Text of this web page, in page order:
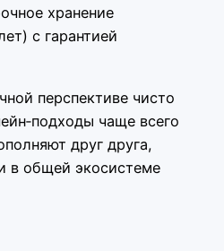
хранение
с гарантией
перспективе чисто
чаще всего
друг друга,
в общей экосистеме